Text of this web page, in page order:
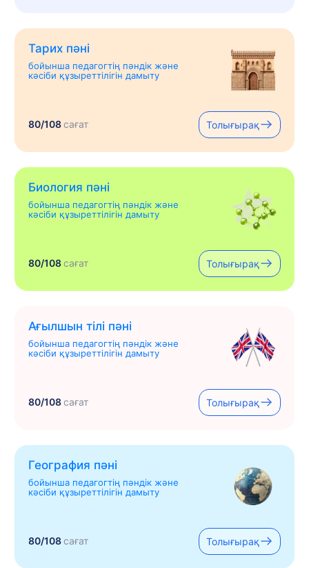
Тарих пәні
бойынша педагогтің пәндік және
кәсіби құзыреттілігін дамыту
80/108сағат Толығырақ
Биология пәні
бойынша педагогтің пәндік және
кәсіби құзыреттілігін дамыту
80/108сағат Толығырақ
Ағылшын тілі пәні
бойынша педагогтің пәндік және
кәсіби құзыреттілігін дамыту
80/108сағат Толығырақ
География пәні
бойынша педагогтің пәндік және
кәсіби құзыреттілігін дамыту
80/108сағат Толығырақ